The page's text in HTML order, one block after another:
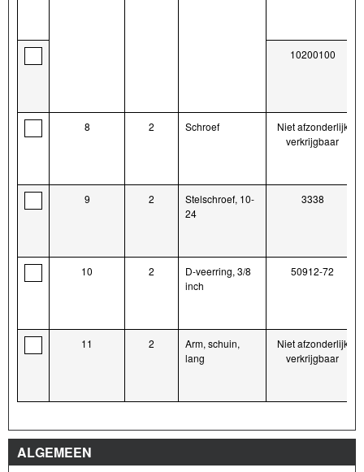
10200100
8 2 Schroef
Niet afzonderlijk
verkrijgbaar
9 2
Stelschroef, 10-
24
3338
10 2
D-veerring, 3/8
inch
50912-72
11 2
Arm, schuin,
lang
Niet afzonderlijk
verkrijgbaar
ALGEMEEN